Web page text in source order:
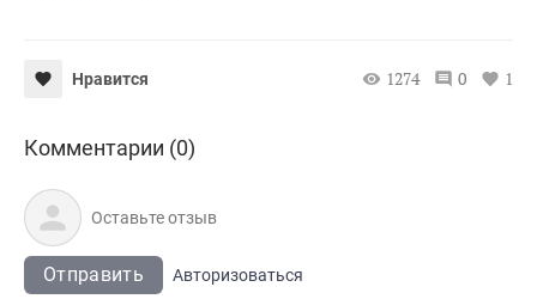
Нравится 1274 0 1
Комментарии (0)
Отправить
Авторизоваться